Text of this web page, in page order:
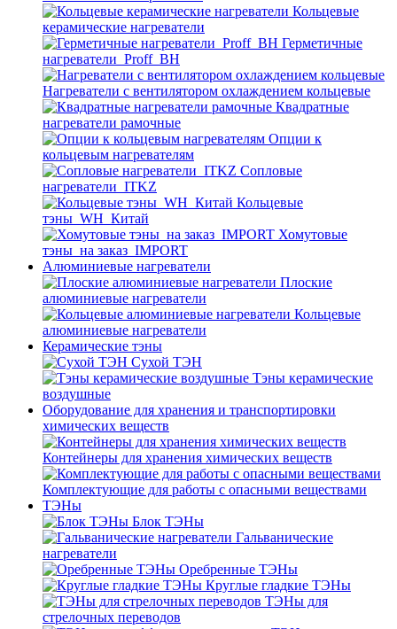
Кольцевые
керамические нагреватели
Герметичные
нагреватели_Proff_BH
Нагреватели с вентилятором охлаждением кольцевые
Квадратные
нагреватели рамочные
Опции к
кольцевым нагревателям
Cопловые
нагреватели_ITKZ
Кольцевые
тэны_WH_Китай
Хомутовые
тэны_на заказ_IMPORT
Алюминиевые нагреватели
Плоские
алюминиевые нагреватели
Кольцевые
алюминиевые нагреватели
Керамические тэны
Сухой ТЭН
Тэны керамические
воздушные
Оборудование для хранения и транспортировки
химических веществ
Контейнеры для хранения химических веществ
Комплектующие для работы с опасными веществами
ТЭНы
Блок ТЭНы
Гальванические
нагреватели
Оребренные ТЭНы
Круглые гладкие ТЭНы
ТЭНы для
стрелочных переводов